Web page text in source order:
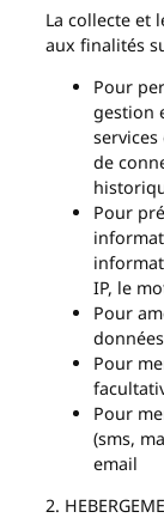
La collecte et
aux finalités
Pour
gestion
de
Pour
IP, le
Pour
Pour
Pour
(sms,
email
2.